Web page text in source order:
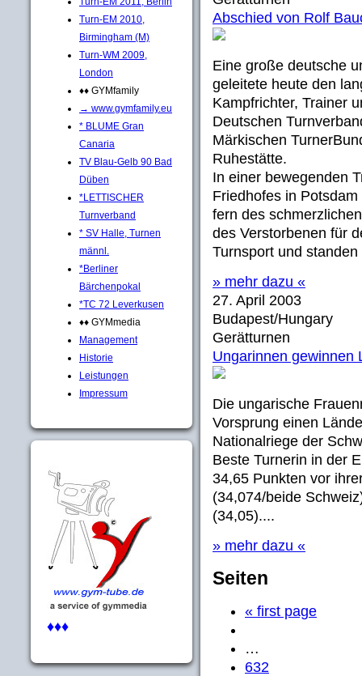
Turn-EM 2010,
Birmingham (M)
Turn-WM 2009,
London
♦♦ GYMfamily
→ www.gymfamily.eu
* BLUME Gran
Canaria
TV Blau-Gelb 90 Bad
Düben
*LETTISCHER
Turnverband
* SV Halle, Turnen
männl.
*Berliner
Bärchenpokal
*TC 72 Leverkusen
♦♦ GYMmedia
Management
Historie
Leistungen
Impressum
♦♦♦
Abschied von Rolf
Eine große deutsche
geleitete heute den
Kampfrichter, Trainer
Deutschen
Märkischen
Ruhestätte.
In einer bewegenden
Friedhofes in
fern des
des Verstorbenen für
Turnsport und
» mehr dazu «
27. April 2003
Budapest/Hungary
Gerätturnen
Ungarinnen gewinnen
Die ungarische
Vorsprung einen
Nationalriege der
Beste Turnerin in der
34,65 Punkten vor
(34,074/beide
(34,05)....
» mehr dazu «
Seiten
« first page
…
632